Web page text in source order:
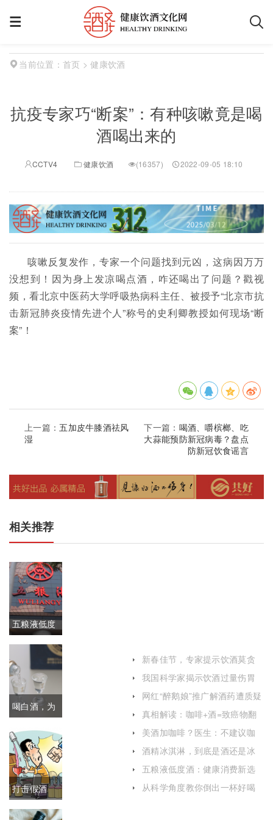
当前位置： 首页 > 健康饮酒
抗疫专家巧“断案”：有种咳嗽竟是喝
酒喝出来的
CCTV4 健康饮酒 (16357) 2022-09-05 18:10
咳嗽反复发作，专家一个问题找到元凶，这病因万万
没想到！因为身上发凉喝点酒，咋还喝出了问题？戳视
频，看北京中医药大学呼吸热病科主任、被授予“北京市抗
击新冠肺炎疫情先进个人”称号的史利卿教授如何现场“断
案”！
上一篇：五加皮牛膝酒祛风
湿
下一篇： 喝酒、嚼槟榔、吃
大蒜能预防新冠病毒？盘点
防新冠饮食谣言
相关推荐
五粮液低度
酒：健康消
费新选择
喝白酒，为
什么要用小
杯呢？
打击假酒
丨“海克斯
新春佳节，专家提示饮酒莫贪
我国科学家揭示饮酒过量伤胃
网红“醉鹅娘”推广解酒药遭质疑
真相解读：咖啡+酒=致癌物翻
美酒加咖啡？医生：不建议咖
酒精冰淇淋，到底是酒还是冰
五粮液低度酒：健康消费新选
从科学角度教你倒出一杯好喝